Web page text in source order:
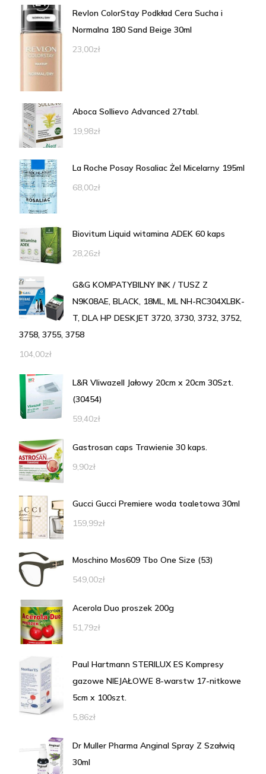
Revlon ColorStay Podkład Cera Sucha i
Normalna 180 Sand Beige 30ml
23,00zł
Aboca Sollievo Advanced 27tabl.
19,98zł
La Roche Posay Rosaliac Żel Micelarny 195ml
68,00zł
Biovitum Liquid witamina ADEK 60 kaps
28,26zł
G&G KOMPATYBILNY INK / TUSZ Z
N9K08AE, BLACK, 18ML, ML NH-RC304XLBK-
T, DLA HP DESKJET 3720, 3730, 3732, 3752,
3758, 3755, 3758
104,00zł
L&R Vliwazell Jałowy 20cm x 20cm 30Szt.
(30454)
59,40zł
Gastrosan caps Trawienie 30 kaps.
9,90zł
Gucci Gucci Premiere woda toaletowa 30ml
159,99zł
Moschino Mos609 Tbo One Size (53)
549,00zł
Acerola Duo proszek 200g
51,79zł
Paul Hartmann STERILUX ES Kompresy
gazowe NIEJAŁOWE 8-warstw 17-nitkowe
5cm x 100szt.
5,86zł
Dr Muller Pharma Anginal Spray Z Szałwią
30ml